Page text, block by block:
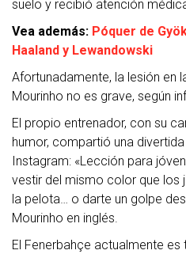
suelo y recibió atención
Vea además: Póquer de
Haaland y Lewandowski
Afortunadamente, la lesión en
Mourinho no es grave, según
El propio entrenador, con su
humor, compartió una
Instagram: «Lección para
vestir del mismo color que los
la pelota… o darte un golpe
Mourinho en inglés.
El Fenerbahçe actualmente